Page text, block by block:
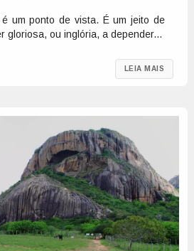
um ponto de vista. É um jeito de
gloriosa, ou inglória, a depender...
LEIA MAIS